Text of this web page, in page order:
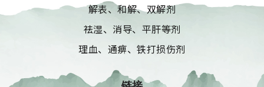
解表、和解、双解剂
祛湿、消导、平肝等剂
理血、通痹、铁打损伤剂